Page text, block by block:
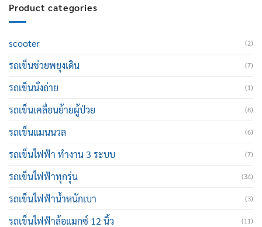
Product categories
scooter (2)
รถเข็นช่วยพยุงเดิน (7)
รถเข็นนั่งถ่าย (1)
รถเข็นเคลื่อนย้ายผู้ป่วย (8)
รถเข็นแมนนวล (6)
รถเข็นไฟฟ้า ทำงาน 3 ระบบ (7)
รถเข็นไฟฟ้าทุกรุ่น (34)
รถเข็นไฟฟ้าน้ำหนักเบา (3)
รถเข็นไฟฟ้าล้อแมกซ์ 12 นิ้ว (11)